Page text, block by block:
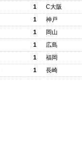
1
C大阪
1
神戸
1
岡山
1
広島
1
福岡
1 長崎